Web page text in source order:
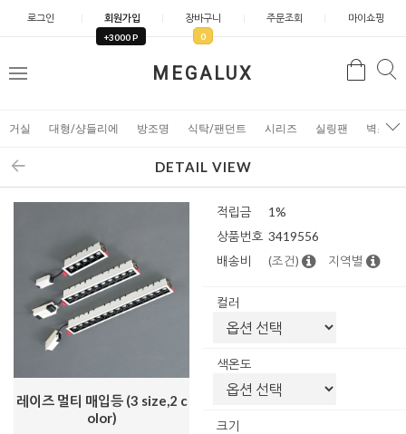
로그인 회원가입
+3000 P
장바구니
0
주문조회 마이쇼핑
MEGALUX
메
검
거실 대형/샹들리에 방조명 식탁/팬던트 시리즈 실링팬 벽조명
DETAIL VIEW
레이즈 멀티 매입등 (3 size,2 c
olor)
적립금
1%
상품번호 3419556
배송비
(조건) 지역별
컬러
색온도
크기